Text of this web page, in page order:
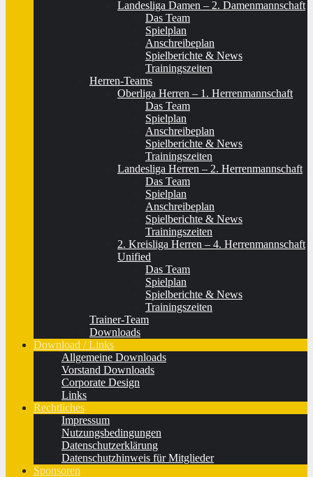
Landesliga Damen – 2. Damenmannschaft
Das Team
Spielplan
Anschreibeplan
Spielberichte & News
Trainingszeiten
Herren-Teams
Oberliga Herren – 1. Herrenmannschaft
Das Team
Spielplan
Anschreibeplan
Spielberichte & News
Trainingszeiten
Landesliga Herren – 2. Herrenmannschaft
Das Team
Spielplan
Anschreibeplan
Spielberichte & News
Trainingszeiten
2. Kreisliga Herren – 4. Herrenmannschaft
Unified
Das Team
Spielplan
Spielberichte & News
Trainingszeiten
Trainer-Team
Downloads
Download / Links
Allgemeine Downloads
Vorstand Downloads
Corporate Design
Links
Rechtliches
Impressum
Nutzungsbedingungen
Datenschutzerklärung
Datenschutzhinweis für Mitglieder
Sponsoren